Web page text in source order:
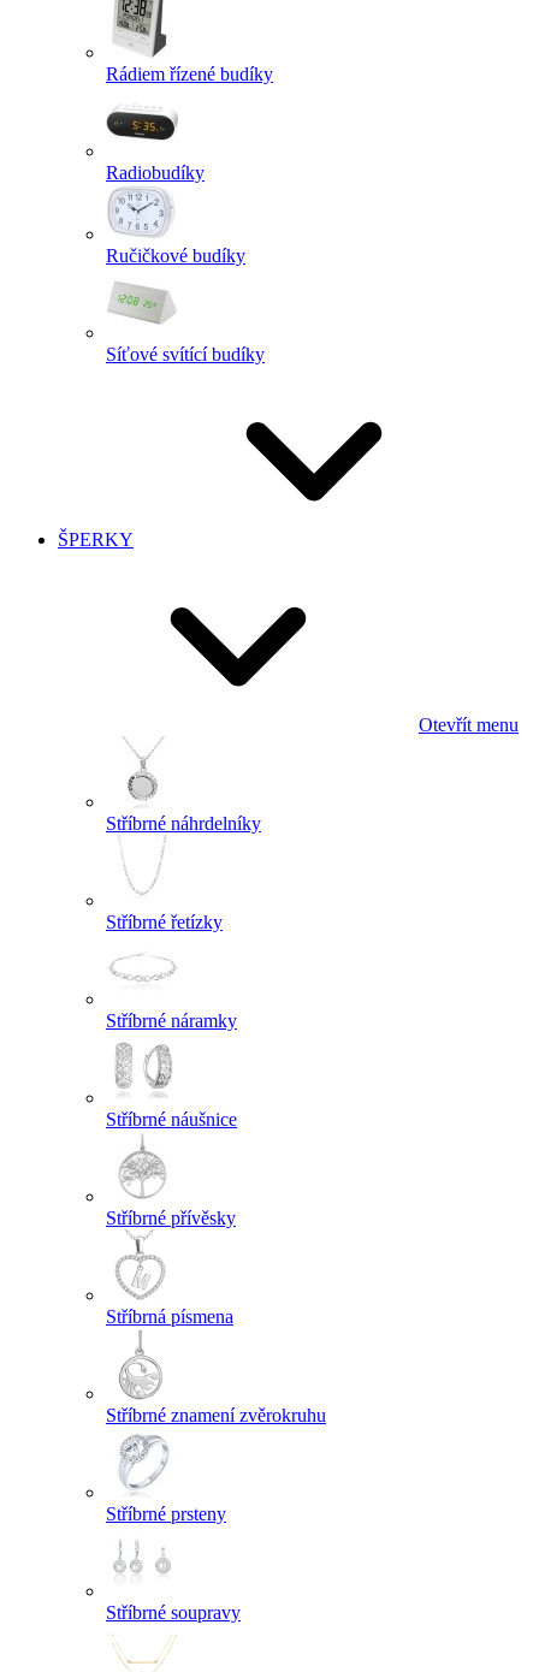
Rádiem řízené budíky
Radiobudíky
Ručičkové budíky
Síťové svítící budíky
ŠPERKY
Otevřít menu
Stříbrné náhrdelníky
Stříbrné řetízky
Stříbrné náramky
Stříbrné náušnice
Stříbrné přívěsky
Stříbrná písmena
Stříbrné znamení zvěrokruhu
Stříbrné prsteny
Stříbrné soupravy